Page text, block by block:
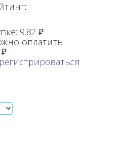
9.82 ₽
оплатить